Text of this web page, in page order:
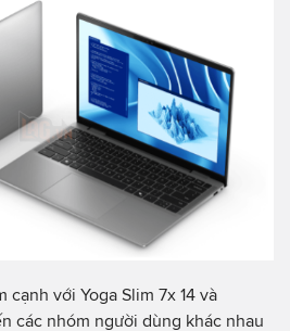
với Yoga Slim 7x 14 và
các nhóm người dùng khác nhau